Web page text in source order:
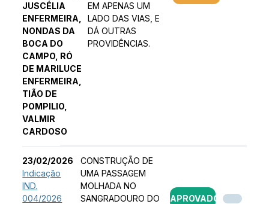
JUSCÉLIA
ENFERMEIRA,
NONDAS DA
BOCA DO
CAMPO, RÓ
DE MARILUCE
ENFERMEIRA,
TIÃO DE
POMPILIO,
VALMIR
CARDOSO
EM APENAS UM
LADO DAS VIAS, E
DÁ OUTRAS
PROVIDÊNCIAS.
23/02/2026
Indicação
IND.
004/2026
CONSTRUÇÃO DE
UMA PASSAGEM
MOLHADA NO
SANGRADOURO DO
APROVADO